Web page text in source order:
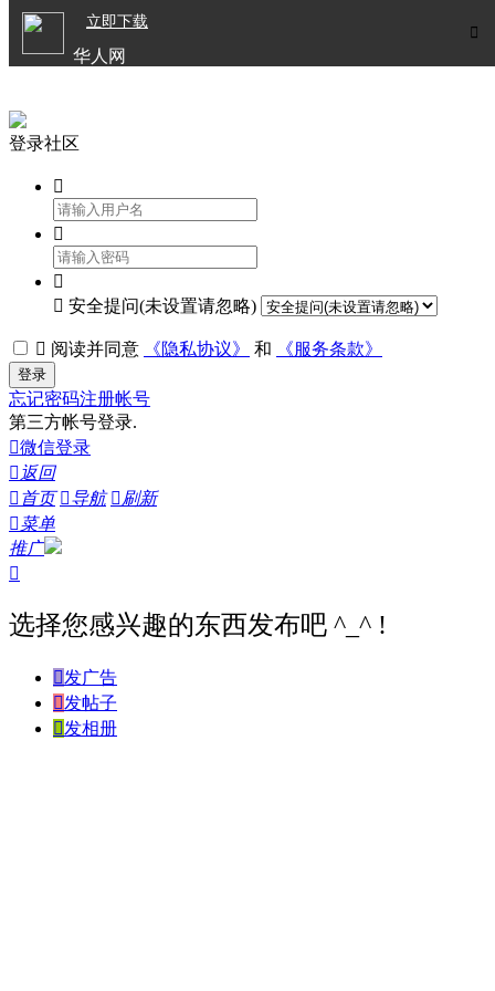

立即下载
华人网
登录社区



 安全提问(未设置请忽略)
 阅读并同意 《隐私协议》 和 《服务条款》
登录
忘记密码注册帐号
第三方帐号登录.
微信登录
 返回
 首页 导航 刷新
菜单
推广

选择您感兴趣的东西发布吧 ^_^ !
发广告
发帖子
发相册